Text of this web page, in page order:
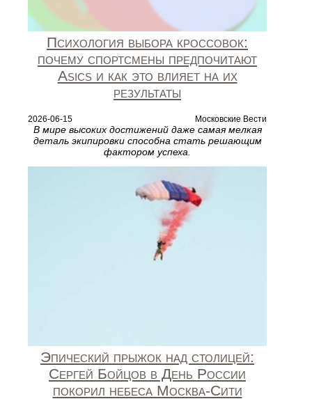
Психология выбора кроссовок:
почему спортсмены предпочитают
Asics и как это влияет на их
результаты
2026-06-15 Московские Вести
В мире высоких достижений даже самая мелкая
деталь экипировки способна стать решающим
фактором успеха.
Эпический прыжок над столицей:
Сергей Бойцов в День России
покорил небеса Москва‑Сити